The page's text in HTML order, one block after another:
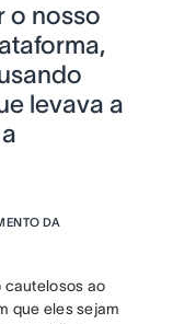
o nosso
levava a
DA
cautelosos ao
que eles sejam